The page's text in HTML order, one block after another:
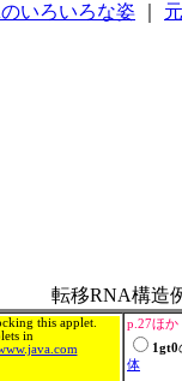
いろいろな姿
転移RNA構造
this applet.
in
p.27ほ
1gt0
体